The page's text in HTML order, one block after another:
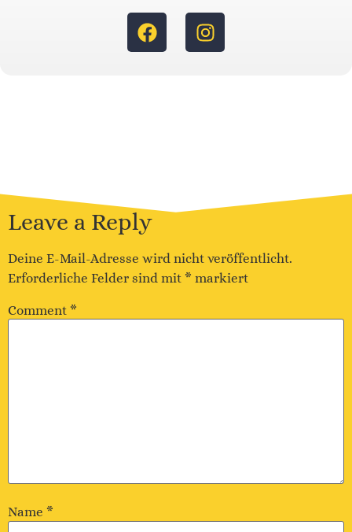
Leave a Reply
Deine E-Mail-Adresse wird nicht veröffentlicht.
Erforderliche Felder sind mit * markiert
Comment *
Name *